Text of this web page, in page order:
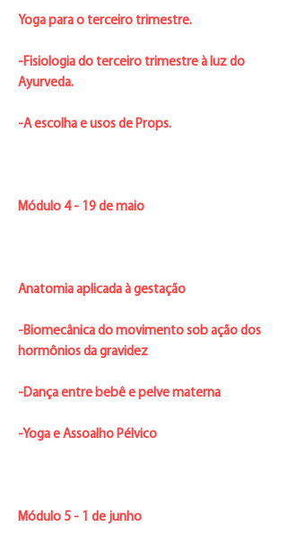
Yoga para o terceiro trimestre.
-Fisiologia do terceiro trimestre à luz do
Ayurveda.
-A escolha e usos de Props.
Módulo 4 - 19 de maio
Anatomia aplicada à gestação
-Biomecânica do movimento sob ação dos
hormônios da gravidez
-Dança entre bebê e pelve materna
-Yoga e Assoalho Pélvico
Módulo 5 - 1 de junho